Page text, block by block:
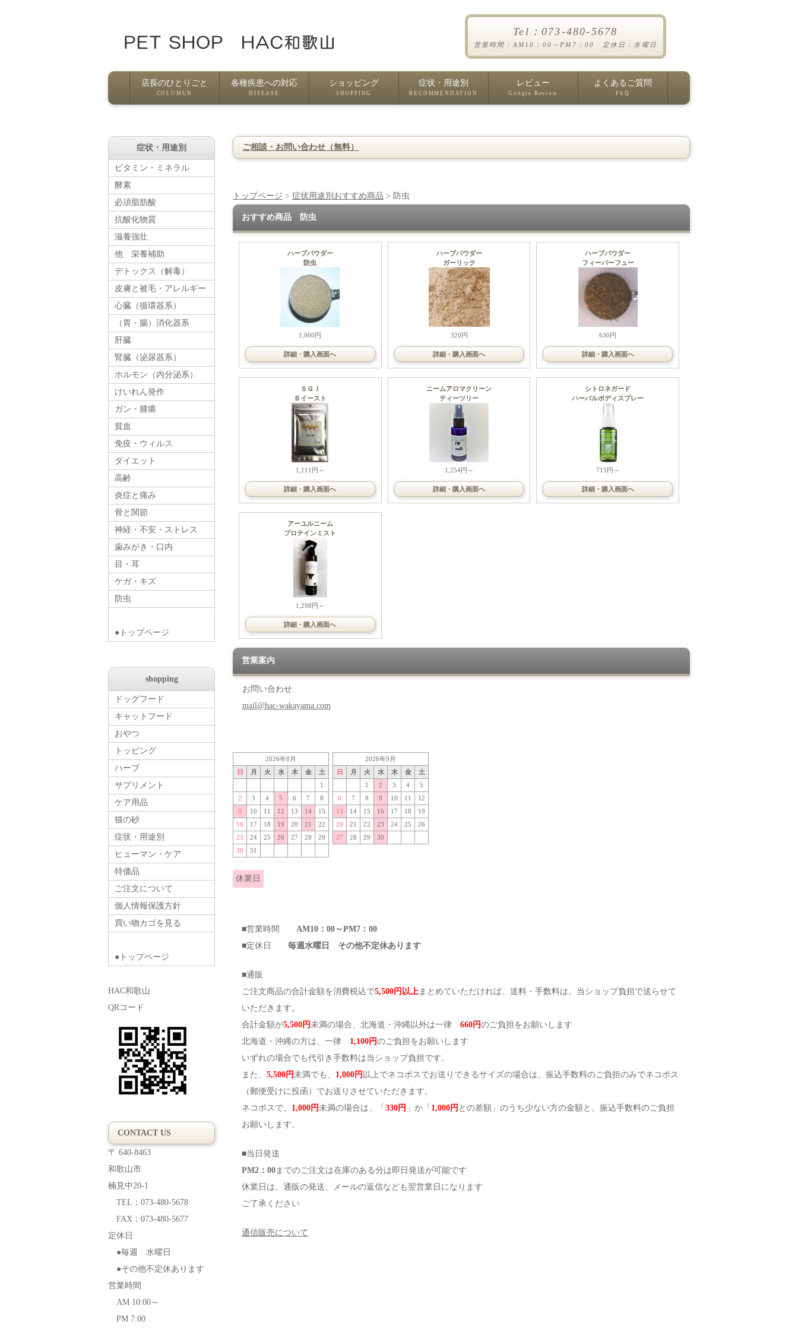
Tel：073-480-5678
営業時間：AM10：00～PM7：00 定休日：水曜日
店長のひとりごと
COLUMUN
各種疾患への対応
DISEASE
ショッピング
SHOPPING
症状・用途別
RECOMMENDATION
レビュー
Google Review
よくあるご質問
FAQ
ご相談・お問い合わせ（無料）
トップページ > 症状用途別おすすめ商品 > 防虫
おすすめ商品 防虫
ハーブパウダー
防虫
1,000円
詳細・購入画面へ
ハーブパウダー
ガーリック
320円
詳細・購入画面へ
ハーブパウダー
フィーバーフュー
630円
詳細・購入画面へ
ＳＧＪ
Ｂイースト
1,111円～
詳細・購入画面へ
ニームアロマクリーン
ティーツリー
1,254円～
詳細・購入画面へ
シトロネガード
ハーバルボディスプレー
715円～
詳細・購入画面へ
アーユルニーム
プロテインミスト
1,298円～
詳細・購入画面へ
営業案内
お問い合わせ
mail@hac-wakayama.com
2026年8月
日
月 火 水 木 金
土
1
2
3 4 5 6 7
8
9
10 11 12 13 14
15
16
17 18 19 20 21
22
23
24 25 26 27 28
29
30
31
2026年9月
日
月 火 水 木 金
土
1
2 3 4
5
6
7 8 9 10 11
12
13
14 15 16 17 18
19
20
21 22 23 24 25
26
27
28 29 30
休業日
■営業時間 AM10：00～PM7：00
■定休日 毎週水曜日 その他不定休あります
■通販
ご注文商品の合計金額を消費税込で5,500円以上 まとめていただければ、送料・手数料は、当ショップ負担で送らせて
いただきます。
合計金額が5,500円 未満の場合、北海道・沖縄以外は一律 660円のご負担をお願いします
北海道・沖縄の方は、一律 1,100円のご負担をお願いします
いずれの場合でも代引き手数料は当ショップ負担です。
また、 5,500円 未満でも、 1,000円 以上でネコポスでお送りできるサイズの場合は、振込手数料のご負担のみでネコポス
（郵便受けに投函）でお送りさせていただきます。
ネコポスで、 1,000円 未満の場合は、「 330円 」か「 1,000円 との差額」のうち少ない方の金額と、振込手数料のご負担
お願いします。
■当日発送
PM2：00 までのご注文は在庫のある分は即日発送が可能です
休業日は、通販の発送、メールの返信なども翌営業日になります
ご了承ください
通信販売について
症状・用途別
ビタミン・ミネラル
酵素
必須脂肪酸
抗酸化物質
滋養強壮
他 栄養補助
デトックス（解毒）
皮膚と被毛・アレルギー
心臓（循環器系）
（胃・腸）消化器系
肝臓
腎臓（泌尿器系）
ホルモン（内分泌系）
けいれん発作
ガン・腫瘍
貧血
免疫・ウィルス
ダイエット
高齢
炎症と痛み
骨と関節
神経・不安・ストレス
歯みがき・口内
目・耳
ケガ・キズ
防虫
●トップページ
shopping
ドッグフード
キャットフード
おやつ
トッピング
ハーブ
サプリメント
ケア用品
猫の砂
症状・用途別
ヒューマン・ケア
特価品
ご注文について
個人情報保護方針
買い物カゴを見る
●トップページ
HAC和歌山
QRコード
CONTACT US
〒 640-8463
和歌山市
楠見中20-1
TEL：073-480-5678
FAX：073-480-5677
定休日
●毎週 水曜日
●その他不定休あります
営業時間
AM 10:00～
PM 7:00